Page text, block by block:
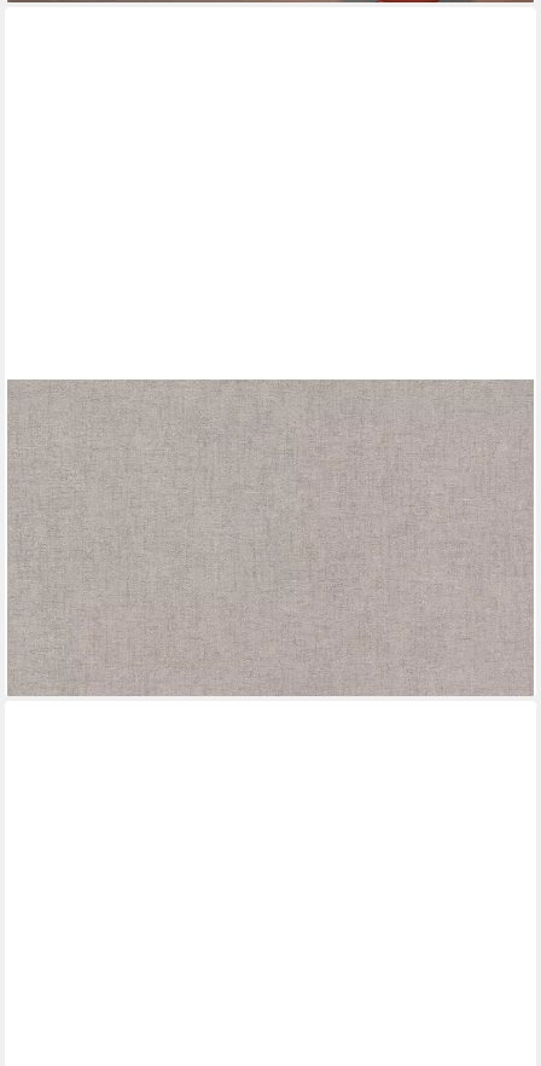
A.S. CRÉATION
Vliestapete Hygge, glatt, einfarbig, unifarben, Ton-in-Ton, Tapete
einfarbig Tapete Uni Tapeten Wohnzimmer Schlafzimmer Küche
Flur
ab 16,59 €
UVP
43,95 €
(3,11 €/ 1 qm)
-62%
lieferbar - in 4-5 Werktagen bei dir